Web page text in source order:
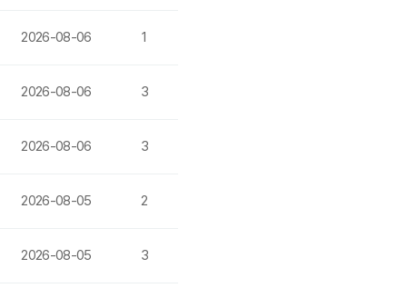
2026-08-06 1
2026-08-06 3
2026-08-06 3
2026-08-05 2
2026-08-05 3